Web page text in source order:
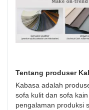
Tentang produser
Kabasa adalah
sofa kulit dan sofa
pengalaman produksi